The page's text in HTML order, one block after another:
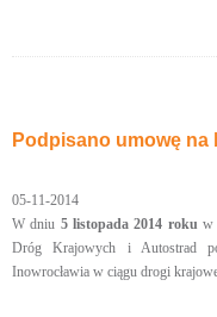
Podpisano umowę na
05-11-2014
W dniu 5 listopada 2014 rokuw
Dróg Krajowych i Autostrad
Inowrocławia w ciągu drogi